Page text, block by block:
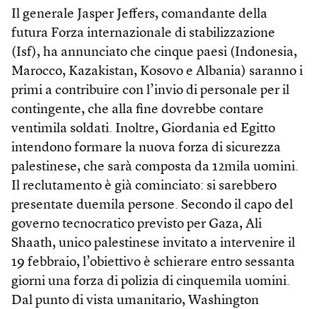
Il generale Jasper Jeffers, comandante della
futura Forza internazionale di stabilizzazione
(Isf), ha annunciato che cinque paesi (Indonesia,
Marocco, Kazakistan, Kosovo e Albania) saranno i
primi a contribuire con l’invio di personale per il
contingente, che alla fine dovrebbe contare
ventimila soldati. Inoltre, Giordania ed Egitto
intendono formare la nuova forza di sicurezza
palestinese, che sarà composta da 12mila uomini.
Il reclutamento è già cominciato: si sarebbero
presentate duemila persone. Secondo il capo del
governo tecnocratico previsto per Gaza, Ali
Shaath, unico palestinese invitato a intervenire il
19 febbraio, l’obiettivo è schierare entro sessanta
giorni una forza di polizia di cinquemila uomini.
Dal punto di vista umanitario, Washington